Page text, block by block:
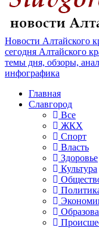
Новости Алтайского
сегодня Алтайского
темы дня, обзоры,
инфографика
Главная
Славгород
Все
ЖКХ
Спорт
Власть
Здоровье
Культура